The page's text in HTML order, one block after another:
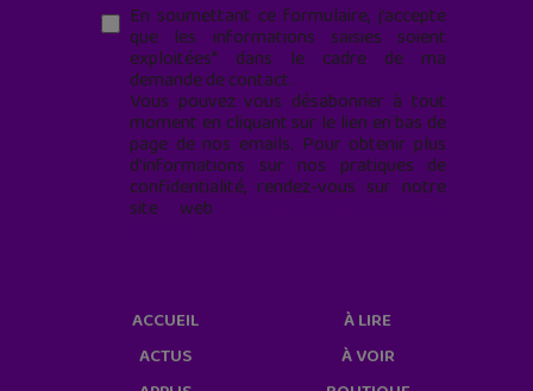
En soumettant ce formulaire, j’accepte
que les informations saisies soient
exploitées* dans le cadre de ma
demande de contact.
Vous pouvez vous désabonner à tout
moment en cliquant sur le lien en bas de
page de nos emails. Pour obtenir plus
d'informations sur nos pratiques de
confidentialité, rendez-vous sur notre
site web
ACCUEIL
ACTUS
À LIRE
À VOIR